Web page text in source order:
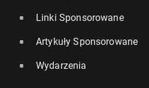
Linki Sponsorowane
Artykuły Sponsorowane
Wydarzenia